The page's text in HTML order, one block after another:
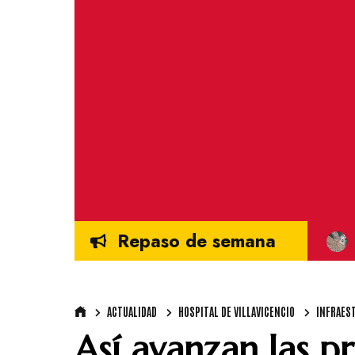
Repaso de semana
ACTUALIDAD HOSPITAL DE VILLAVICENCIO